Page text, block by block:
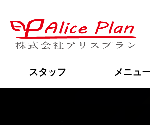
スタッフ メニュ